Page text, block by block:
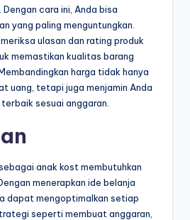
cara ini, Anda bisa
yang paling menguntungkan.
ulasan dan rating produk
memastikan kualitas barang
harga tidak hanya
uang, tetapi juga menjamin Anda
sesuai anggaran.
anak kost membutuhkan
menerapkan ide belanja
dapat mengoptimalkan setiap
seperti membuat anggaran,